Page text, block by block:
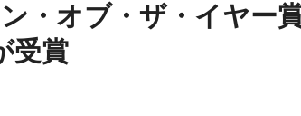
・オブ・ザ・イヤー
受賞